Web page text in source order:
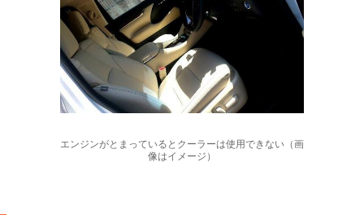
エンジンがとまっているとクーラーは使用できない（画
像はイメージ）